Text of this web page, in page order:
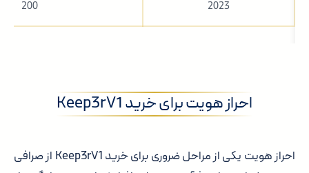
2023
200
احراز هویت برای خرید Keep3rV1
احراز هویت یکی از مراحل ضروری برای خرید Keep3rV1 از صرافی